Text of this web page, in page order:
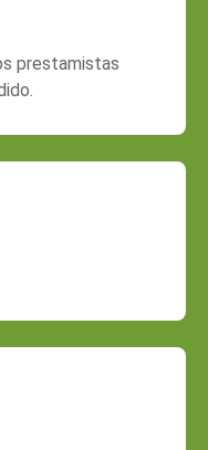
prestamistas